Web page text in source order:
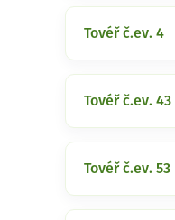
Tovéř č.ev. 4
Tovéř č.ev. 43
Tovéř č.ev. 53